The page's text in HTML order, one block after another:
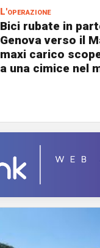
L'operazione
Bici rubate in
Genova verso il
maxi carico
a una cimice nel